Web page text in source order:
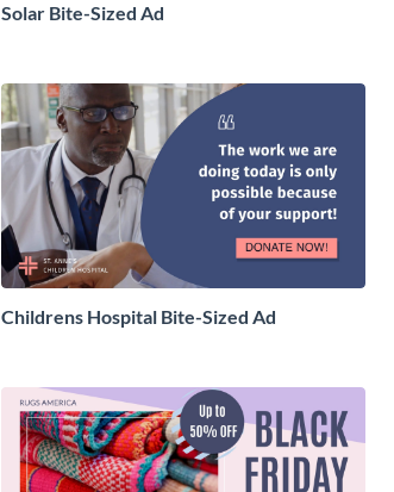
Solar Bite-Sized Ad
Childrens Hospital Bite-Sized Ad